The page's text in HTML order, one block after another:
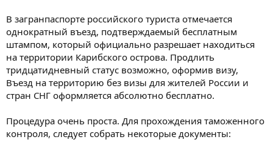
В загранпаспорте российского туриста отмечается
однократный въезд, подтверждаемый бесплатным
штампом, который официально разрешает находиться
на территории Карибского острова. Продлить
тридцатидневный статус возможно, оформив визу,
Въезд на территорию без визы для жителей России и
стран СНГ оформляется абсолютно бесплатно.
Процедура очень проста. Для прохождения таможенного
контроля, следует собрать некоторые документы: